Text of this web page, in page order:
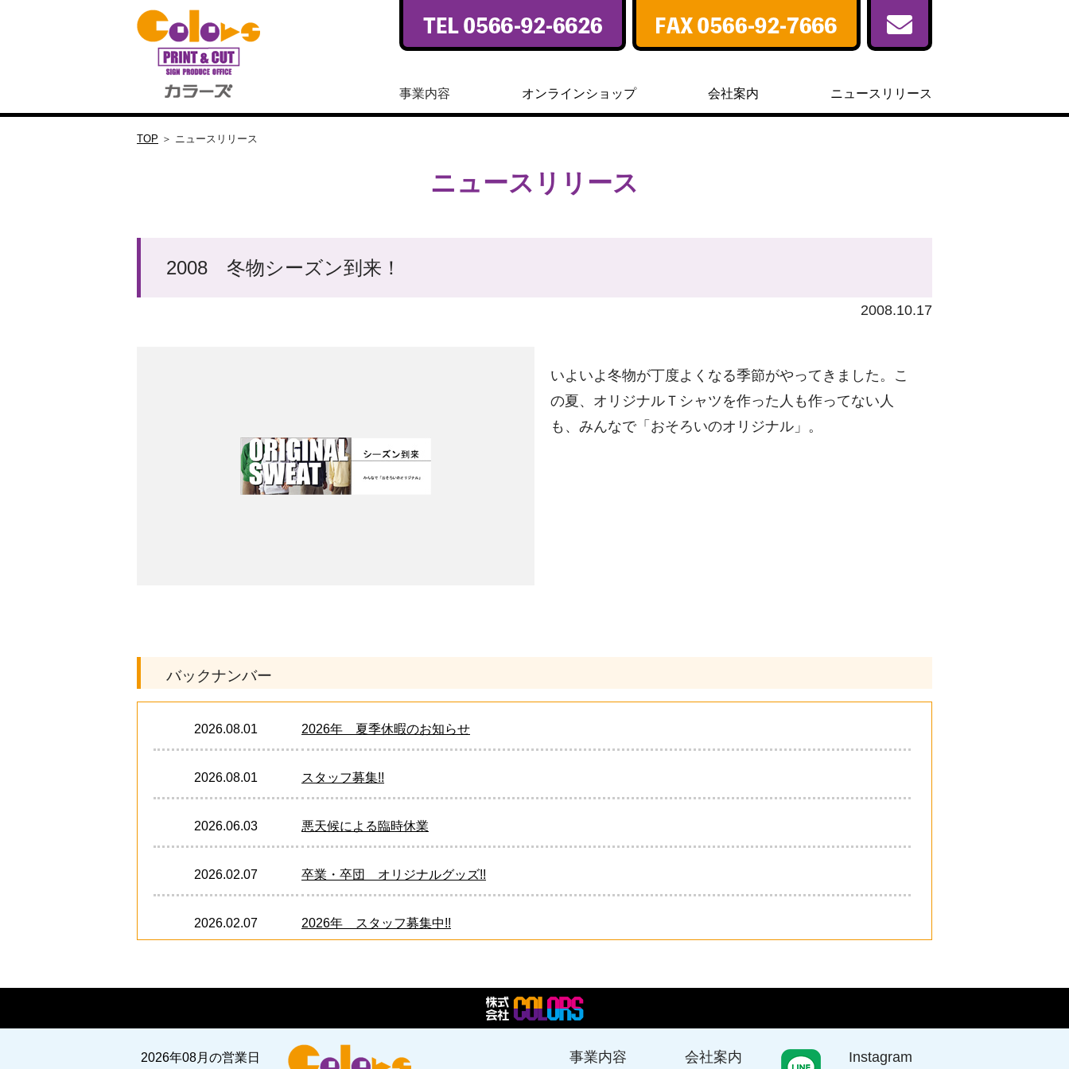
事業内容 オンラインショップ 会社案内 ニュースリリース
TOP ＞ ニュースリリース
ニュースリリース
2008 冬物シーズン到来！
2008.10.17
いよいよ冬物が丁度よくなる季節がやってきました。こ
の夏、オリジナルＴシャツを作った人も作ってない人
も、みんなで「おそろいのオリジナル」。
バックナンバー
2026.08.01 2026年 夏季休暇のお知らせ
2026.08.01 スタッフ募集!!
2026.06.03 悪天候による臨時休業
2026.02.07 卒業・卒団 オリジナルグッズ!!
2026.02.07 2026年 スタッフ募集中!!
2026年08月の営業日 事業内容 会社案内 Instagram